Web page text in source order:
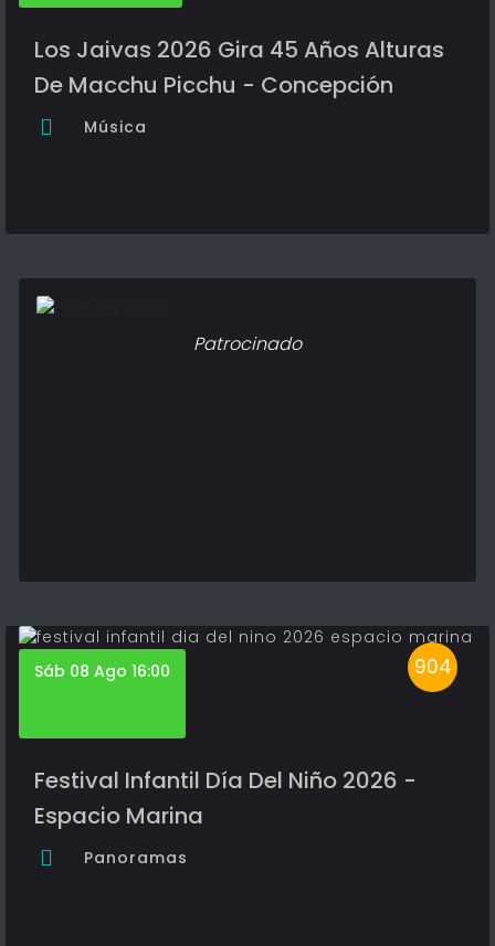
Los Jaivas 2026 Gira 45 Años Alturas
De Macchu Picchu - Concepción
Música
Patrocinado
904
Sáb 08 Ago 16:00
Festival Infantil Día Del Niño 2026 -
Espacio Marina
Panoramas